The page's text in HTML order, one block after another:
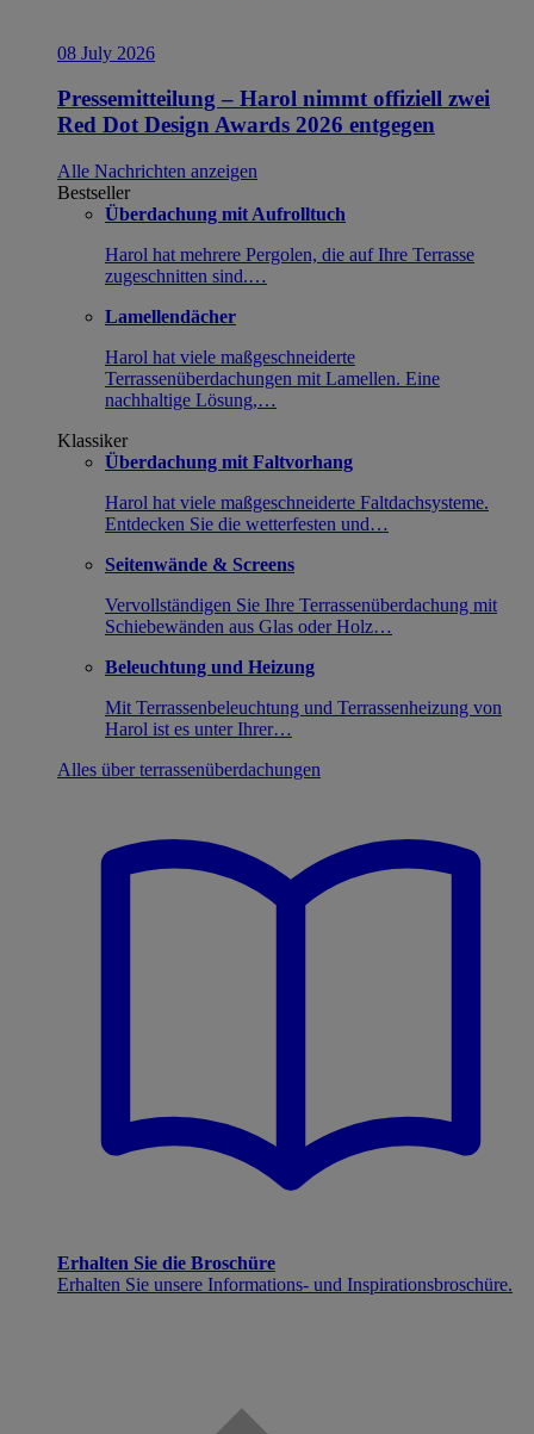
08 July 2026
Pressemitteilung – Harol nimmt offiziell zwei
Red Dot Design Awards 2026 entgegen
Alle Nachrichten anzeigen
Bestseller
Überdachung mit Aufrolltuch
Harol hat mehrere Pergolen, die auf Ihre Terrasse
zugeschnitten sind.…
Lamellendächer
Harol hat viele maßgeschneiderte
Terrassenüberdachungen mit Lamellen. Eine
nachhaltige Lösung,…
Klassiker
Überdachung mit Faltvorhang
Harol hat viele maßgeschneiderte Faltdachsysteme.
Entdecken Sie die wetterfesten und…
Seitenwände & Screens
Vervollständigen Sie Ihre Terrassenüberdachung mit
Schiebewänden aus Glas oder Holz…
Beleuchtung und Heizung
Mit Terrassenbeleuchtung und Terrassenheizung von
Harol ist es unter Ihrer…
Alles über terrassenüberdachungen
Erhalten Sie die Broschüre
Erhalten Sie unsere Informations- und Inspirationsbroschüre.